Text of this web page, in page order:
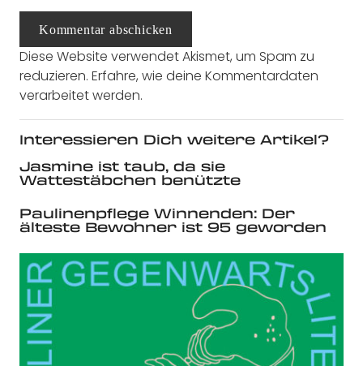
Kommentar abschicken
Diese Website verwendet Akismet, um Spam zu
reduzieren. Erfahre, wie deine Kommentardaten
verarbeitet werden.
Interessieren Dich weitere Artikel?
Jasmine ist taub, da sie
Wattestäbchen benützte
Paulinenpflege Winnenden: Der
älteste Bewohner ist 95 geworden